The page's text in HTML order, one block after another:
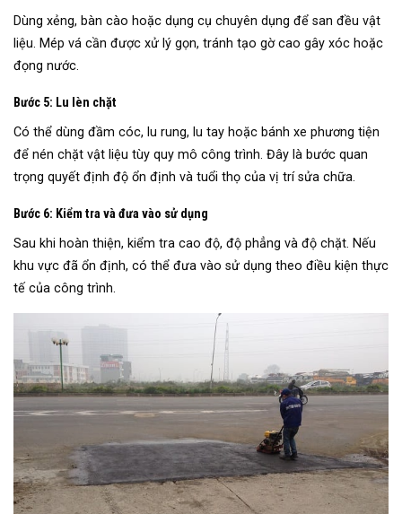
Dùng xẻng, bàn cào hoặc dụng cụ chuyên dụng để san đều vật
liệu. Mép vá cần được xử lý gọn, tránh tạo gờ cao gây xóc hoặc
đọng nước.
Bước 5: Lu lèn chặt
Có thể dùng đầm cóc, lu rung, lu tay hoặc bánh xe phương tiện
để nén chặt vật liệu tùy quy mô công trình. Đây là bước quan
trọng quyết định độ ổn định và tuổi thọ của vị trí sửa chữa.
Bước 6: Kiểm tra và đưa vào sử dụng
Sau khi hoàn thiện, kiểm tra cao độ, độ phẳng và độ chặt. Nếu
khu vực đã ổn định, có thể đưa vào sử dụng theo điều kiện thực
tế của công trình.